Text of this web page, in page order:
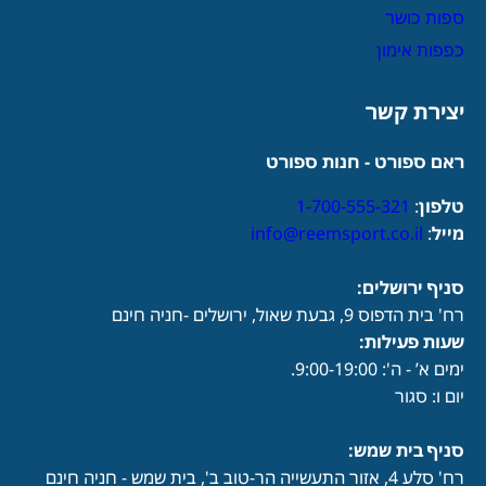
ספות כושר
כפפות אימון
יצירת קשר
ראם ספורט - חנות ספורט
טלפון:
1-700-555-321
מייל:
info@reemsport.co.il
סניף ירושלים:
רח' בית הדפוס 9, גבעת שאול, ירושלים -חניה חינם
שעות פעילות:
ימים א’ - ה': 9:00-19:00.
יום ו: סגור
סניף בית שמש:
רח' סלע 4, אזור התעשייה הר-טוב ב', בית שמש - חניה חינם